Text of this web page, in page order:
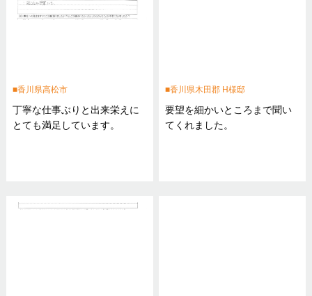
香川県高松市
丁寧な仕事ぶりと出来栄えに
とても満足しています。
香川県木田郡 H様邸
要望を細かいところまで聞い
てくれました。